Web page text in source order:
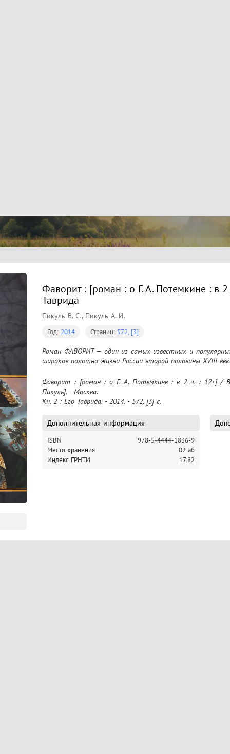
Фаворит : [роман : о Г. А. Потемкине : в 2
Таврида
Пикуль В. С., Пикуль А. И.
Год: 2014 Страниц: 572, [3]
Роман ФАВОРИТ — один из самых известных и
широкое полотно жизни России второй половины XVIII
Фаворит : [роман : о Г. А. Потемкине : в 2 ч. : 12+] /
Пикуль]. - Москва.
Кн. 2 : Его Таврида. - 2014. - 572, [3] c.
Дополнительная информация
ISBN
978-5-4444-1836-9
Место хранения
02 аб
Индекс ГРНТИ
17.82